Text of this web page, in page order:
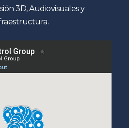
3D, Audiovisuales y